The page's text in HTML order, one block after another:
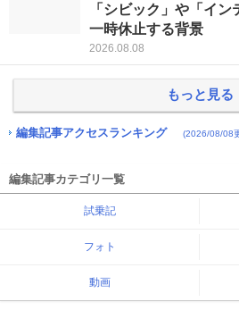
「シビック」や「イ
一時休止する背景
2026.08.08
もっと見る
編集記事アクセスランキング (2026/08/08
編集記事カテゴリ一覧
試乗記
フォト
動画